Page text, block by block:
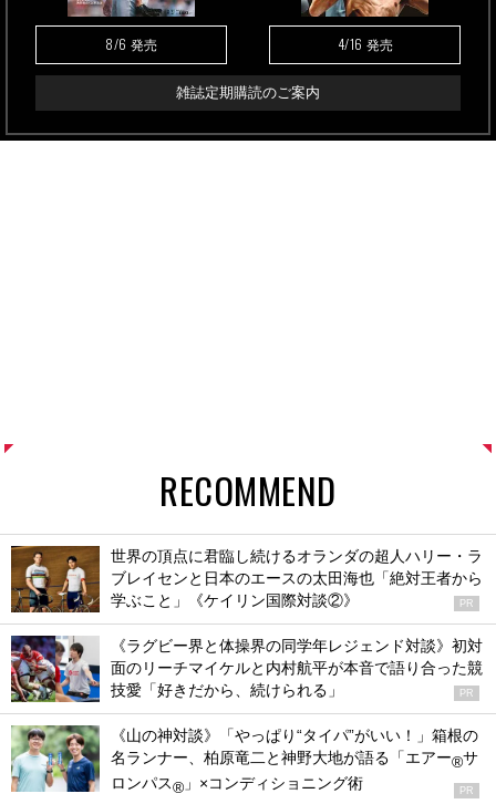
8/6 発売 4/16 発売
雑誌定期購読のご案内
RECOMMEND
世界の頂点に君臨し続けるオランダの超人ハリー・ラ
ブレイセンと日本のエースの太田海也「絶対王者から
学ぶこと」《ケイリン国際対談②》
PR
《ラグビー界と体操界の同学年レジェンド対談》初対
面のリーチマイケルと内村航平が本音で語り合った競
技愛「好きだから、続けられる」
PR
《山の神対談》「やっぱり“タイパ”がいい！」箱根の
名ランナー、柏原竜二と神野大地が語る「エアー®サ
ロンパス® 」×コンディショニング術 PR